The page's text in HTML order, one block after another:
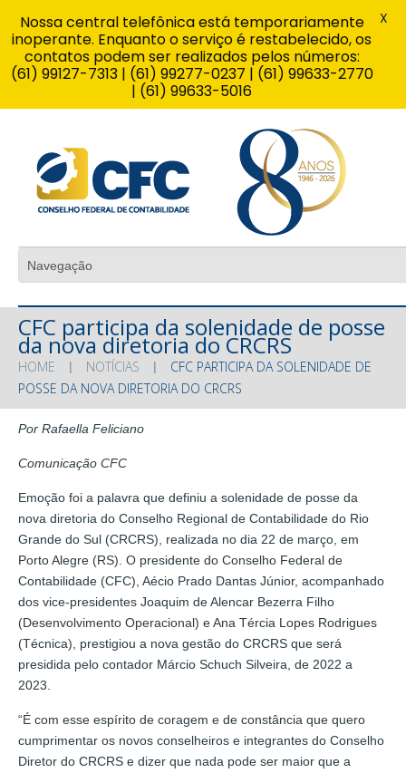
CFC participa da solenidade de posse
da nova diretoria do CRCRS
HOME NOTÍCIAS
CFC PARTICIPA DA SOLENIDADE DE
POSSE DA NOVA DIRETORIA DO CRCRS
Por Rafaella Feliciano
Comunicação CFC
Emoção foi a palavra que definiu a solenidade de posse da
nova diretoria do Conselho Regional de Contabilidade do Rio
Grande do Sul (CRCRS), realizada no dia 22 de março, em
Porto Alegre (RS). O presidente do Conselho Federal de
Contabilidade (CFC), Aécio Prado Dantas Júnior, acompanhado
dos vice-presidentes Joaquim de Alencar Bezerra Filho
(Desenvolvimento Operacional) e Ana Tércia Lopes Rodrigues
(Técnica), prestigiou a nova gestão do CRCRS que será
presidida pelo contador Márcio Schuch Silveira, de 2022 a
2023.
“É com esse espírito de coragem e de constância que quero
cumprimentar os novos conselheiros e integrantes do Conselho
Diretor do CRCRS e dizer que nada pode ser maior que a
Nossa central telefônica está temporariamente
inoperante. Enquanto o serviço é restabelecido, os
contatos podem ser realizados pelos números:
(61) 99127-7313 | (61) 99277-0237 | (61) 99633-2770
| (61) 99633-5016
X